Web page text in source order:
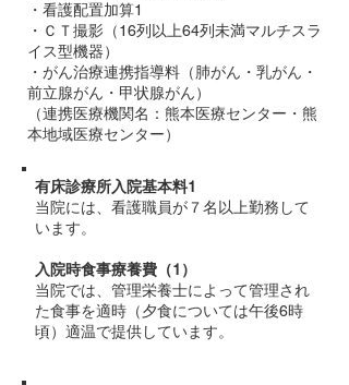
・看護配置加算1
・ＣＴ撮影（16列以上64列未満マルチスラ
イス型機器）
・がん治療連携指導料（肺がん・乳がん・
前立腺がん・甲状腺がん）
（連携医療機関名：熊本医療センター・熊
本地域医療センター）
有床診療所入院基本料1
当院には、看護職員が７名以上勤務して
います。
入院時食事療養費（1）
当院では、管理栄養士によって管理され
た食事を適時（夕食については午後6時
頃）適温で提供しています。